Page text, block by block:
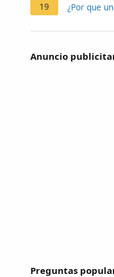
19 ¿Por que
Anuncio
Preguntas